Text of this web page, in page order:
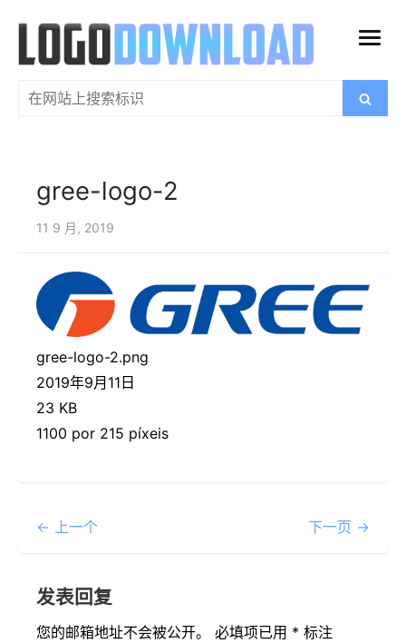
内
打
菜
搜
搜
索
gree-logo-2
11 9 月, 2019
gree-logo-2.png
2019年9月11日
23 KB
1100 por 215 píxeis
← 上一个 下一页 →
发表回复
您的邮箱地址不会被公开。 必填项已用 * 标注